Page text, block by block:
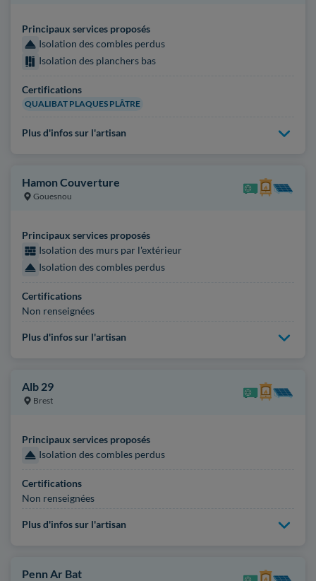
Principaux services proposés
Isolation des combles perdus
Isolation des planchers bas
Certifications
QUALIBAT PLAQUES PLÂTRE
Plus d'infos sur l'artisan
Hamon Couverture
Gouesnou
Principaux services proposés
Isolation des murs par l'extérieur
Isolation des combles perdus
Certifications
Non renseignées
Plus d'infos sur l'artisan
Alb 29
Brest
Principaux services proposés
Isolation des combles perdus
Certifications
Non renseignées
Plus d'infos sur l'artisan
Penn Ar Bat